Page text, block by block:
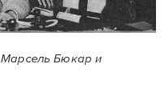
Марсель Бюкар и